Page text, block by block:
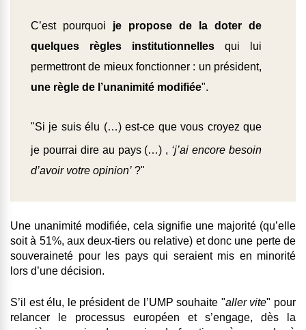
C’est pourquoi je propose de la doter de
quelques règles institutionnelles qui lui
permettront de mieux fonctionner : un président,
une règle de l’unanimité modifiée".
"Si je suis élu (…) est-ce que vous croyez que
je pourrai dire au pays (…) , ‘j’ai encore besoin
d’avoir votre opinion’ ?"
Une unanimité modifiée, cela signifie une majorité (qu’elle
soit à 51%, aux deux-tiers ou relative) et donc une perte de
souveraineté pour les pays qui seraient mis en minorité
lors d’une décision.
S’il est élu, le président de l’UMP souhaite "aller vite" pour
relancer le processus européen et s’engage, dès la